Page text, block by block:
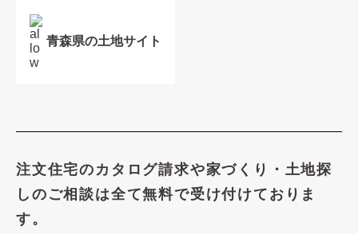
青森県の土地サイト
注文住宅のカタログ請求や家づくり・土地探
しのご相談は全て無料で受け付けておりま
す。